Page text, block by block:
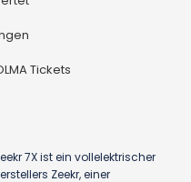
Tickets
7X ist ein vollelektrischer
Zeekr, einer